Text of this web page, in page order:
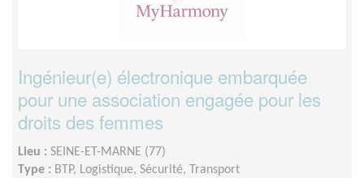
Ingénieur(e) électronique embarquée
pour une association engagée pour les
droits des femmes
Lieu : SEINE-ET-MARNE (77)
Type : BTP, Logistique, Sécurité, Transport